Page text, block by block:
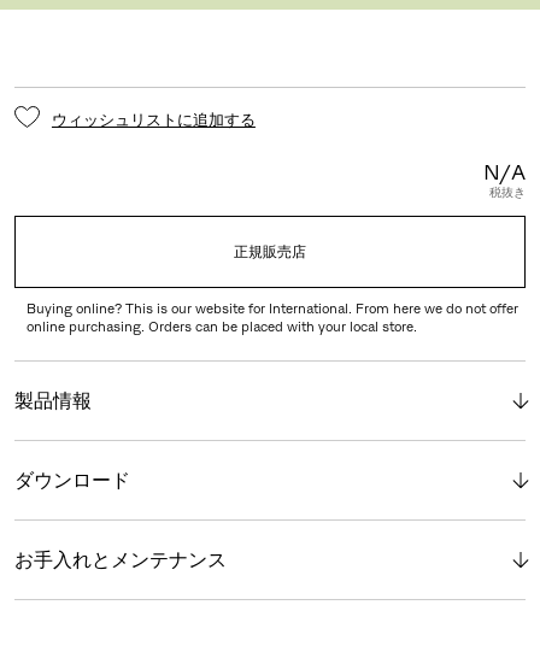
ウィッシュリストに追加する
N/A
税抜き
正規販売店
Buying online? This is our website for International. From here we do not offer
online purchasing. Orders can be placed with your local store.
製品情報
ダウンロード
お手入れとメンテナンス